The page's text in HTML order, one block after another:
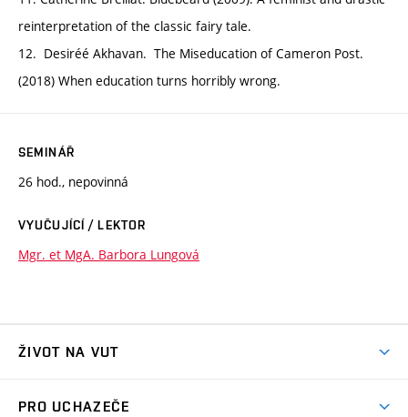
reinterpretation of the classic fairy tale.
12. Desiréé Akhavan. The Miseducation of Cameron Post.
(2018) When education turns horribly wrong.
SEMINÁŘ
26 hod., nepovinná
VYUČUJÍCÍ / LEKTOR
Mgr. et MgA. Barbora Lungová
ŽIVOT NA VUT
PRO UCHAZEČE